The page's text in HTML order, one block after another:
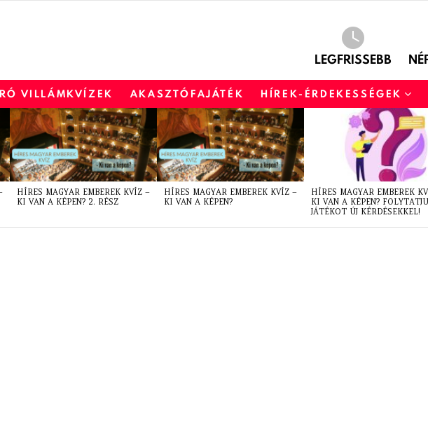
LEGFRISSEBB
VILLÁMKVÍZEK AKASZTÓFAJÁTÉK HÍREK-ÉRDEKESSÉGEK
HÍRES MAGYAR EMBEREK KVÍZ –
KI VAN A KÉPEN? 2. RÉSZ
HÍRES MAGYAR EMBEREK KVÍZ –
KI VAN A KÉPEN?
HÍRES MAGYAR EMBEREK
KI VAN A KÉPEN?
JÁTÉKOT ÚJ KÉRDÉSEKKEL!